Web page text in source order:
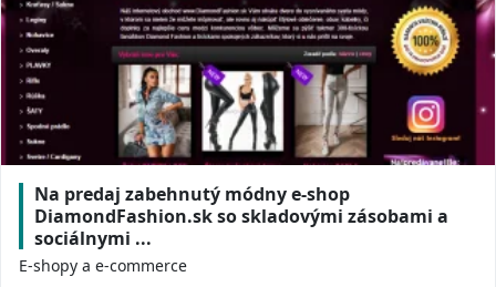
Na predaj zabehnutý módny e-shop
DiamondFashion.sk so skladovými zásobami a
sociálnymi ...
E-shopy a e-commerce